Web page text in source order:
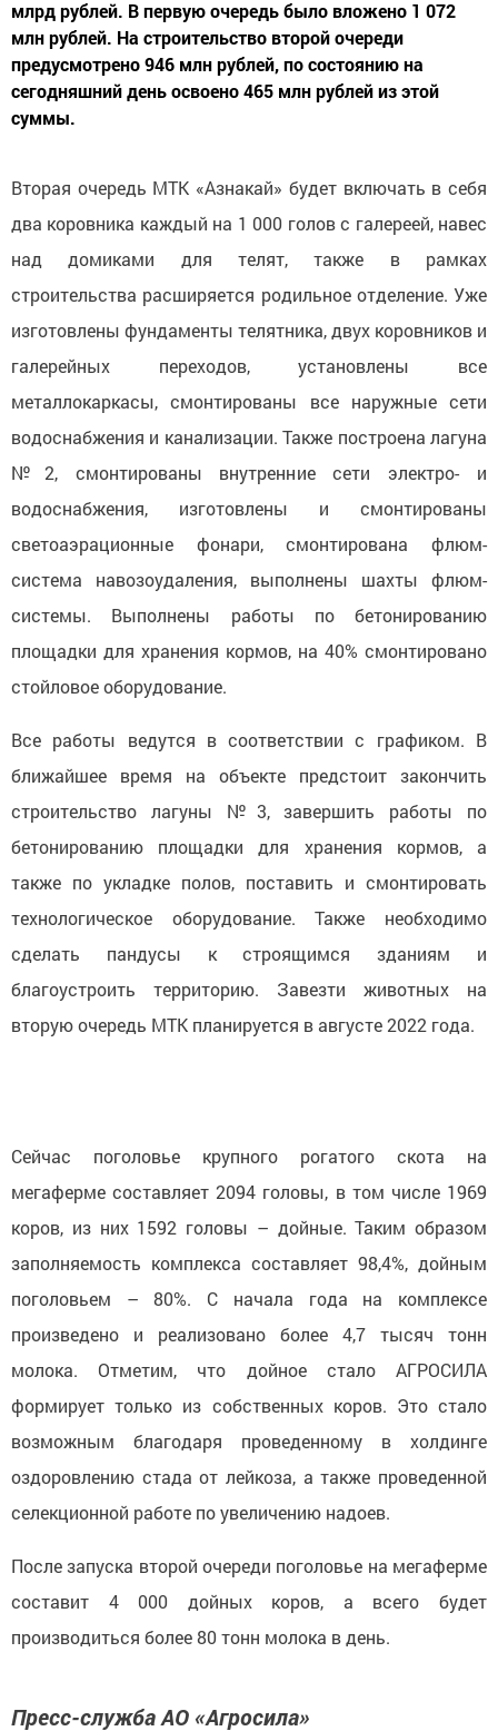
млрд рублей. В первую очередь было вложено 1 072
млн рублей. На строительство второй очереди
предусмотрено 946 млн рублей, по состоянию на
сегодняшний день освоено 465 млн рублей из этой
суммы.
Вторая очередь МТК «Азнакай» будет включать в себя
два коровника каждый на 1 000 голов с галереей, навес
над домиками для телят, также в рамках
строительства расширяется родильное отделение. Уже
изготовлены фундаменты телятника, двух коровников и
галерейных переходов, установлены все
металлокаркасы, смонтированы все наружные сети
водоснабжения и канализации. Также построена лагуна
№2, смонтированы внутренние сети электро- и
водоснабжения, изготовлены и смонтированы
светоаэрационные фонари, смонтирована флюм-
система навозоудаления, выполнены шахты флюм-
системы. Выполнены работы по бетонированию
площадки для хранения кормов, на 40% смонтировано
стойловое оборудование.
Все работы ведутся в соответствии с графиком. В
ближайшее время на объекте предстоит закончить
строительство лагуны №3, завершить работы по
бетонированию площадки для хранения кормов, а
также по укладке полов, поставить и смонтировать
технологическое оборудование. Также необходимо
сделать пандусы к строящимся зданиям и
благоустроить территорию. Завезти животных на
вторую очередь МТК планируется в августе 2022 года.
Сейчас поголовье крупного рогатого скота на
мегаферме составляет 2094 головы, в том числе 1969
коров, из них 1592 головы – дойные. Таким образом
заполняемость комплекса составляет 98,4%, дойным
поголовьем – 80%. С начала года на комплексе
произведено и реализовано более 4,7 тысяч тонн
молока. Отметим, что дойное стало АГРОСИЛА
формирует только из собственных коров. Это стало
возможным благодаря проведенному в холдинге
оздоровлению стада от лейкоза, а также проведенной
селекционной работе по увеличению надоев.
После запуска второй очереди поголовье на мегаферме
составит 4 000 дойных коров, а всего будет
производиться более 80 тонн молока в день.
Пресс-служба АО «Агросила»